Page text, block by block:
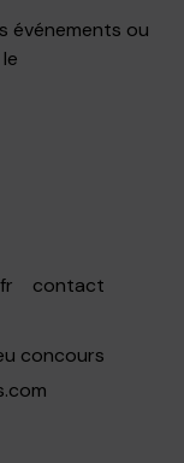
événements ou
contact
concours